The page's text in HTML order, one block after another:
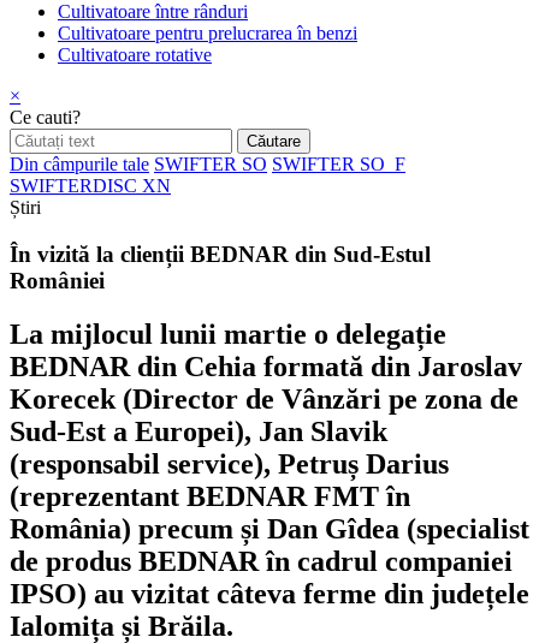
Cultivatoare între rânduri
Cultivatoare pentru prelucrarea în benzi
Cultivatoare rotative
×
Ce cauti?
Din câmpurile tale SWIFTER SO SWIFTER SO_F
SWIFTERDISC XN
Știri
În vizită la clienții BEDNAR din Sud-Estul
României
La mijlocul lunii martie o delegație
BEDNAR din Cehia formată din Jaroslav
Korecek (Director de Vânzări pe zona de
Sud-Est a Europei), Jan Slavik
(responsabil service), Petruș Darius
(reprezentant BEDNAR FMT în
România) precum și Dan Gîdea (specialist
de produs BEDNAR în cadrul companiei
IPSO) au vizitat câteva ferme din județele
Ialomița și Brăila.